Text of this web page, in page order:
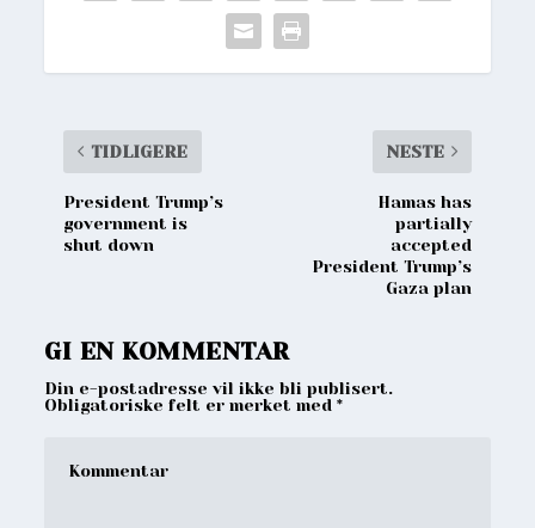
TIDLIGERE
President Trump’s
government is
shut down
NESTE
Hamas has
partially
accepted
President Trump’s
Gaza plan
GI EN KOMMENTAR
Din e-postadresse vil ikke bli publisert.
Obligatoriske felt er merket med*